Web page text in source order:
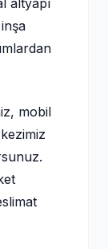
altyapı
mobil